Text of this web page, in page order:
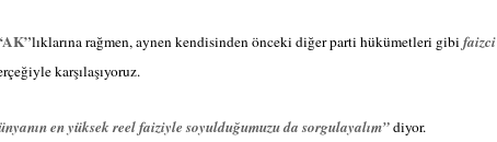
lıklarına rağmen, aynen kendisinden önceki diğer parti hükümetleri gibi faizci
karşılaşıyoruz.
en yüksek reel faiziyle soyulduğumuzu da sorgulayalım”diyor.